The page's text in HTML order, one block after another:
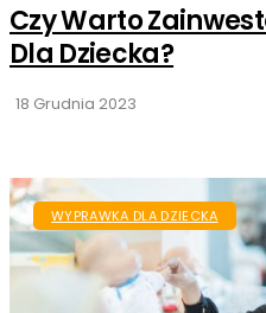
Czy Warto
Dla Dziecka?
18 Grudnia 2023
WYPRAWKA DLA DZIECKA